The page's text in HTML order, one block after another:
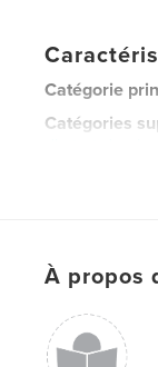
Catégorie
Catégories
Langue
Izumozaki
À propos